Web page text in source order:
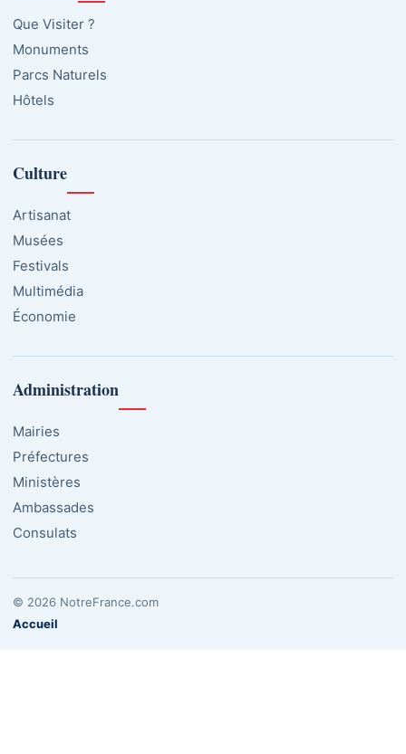
Que Visiter ?
Monuments
Parcs Naturels
Hôtels
Culture
Artisanat
Musées
Festivals
Multimédia
Économie
Administration
Mairies
Préfectures
Ministères
Ambassades
Consulats
© 2026 NotreFrance.com
Accueil